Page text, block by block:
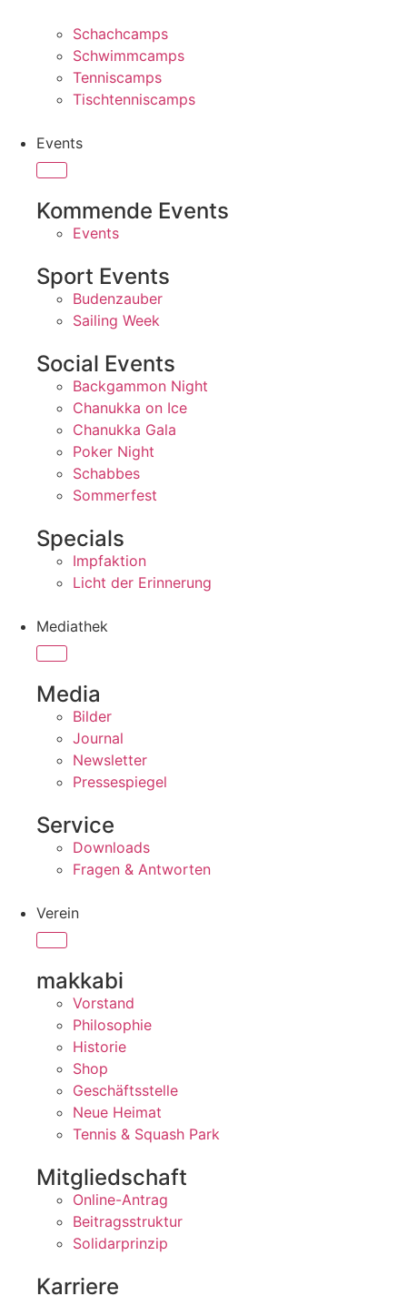
Schachcamps
Schwimmcamps
Tenniscamps
Tischtenniscamps
Events
Kommende Events
Events
Sport Events
Budenzauber
Sailing Week
Social Events
Backgammon Night
Chanukka on Ice
Chanukka Gala
Poker Night
Schabbes
Sommerfest
Specials
Impfaktion
Licht der Erinnerung
Mediathek
Media
Bilder
Journal
Newsletter
Pressespiegel
Service
Downloads
Fragen & Antworten
Verein
makkabi
Vorstand
Philosophie
Historie
Shop
Geschäftsstelle
Neue Heimat
Tennis & Squash Park
Mitgliedschaft
Online-Antrag
Beitragsstruktur
Solidarprinzip
Karriere